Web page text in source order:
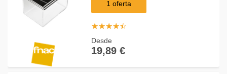
1 oferta
☆☆☆☆☆
★★★★★
Desde
19,89 €